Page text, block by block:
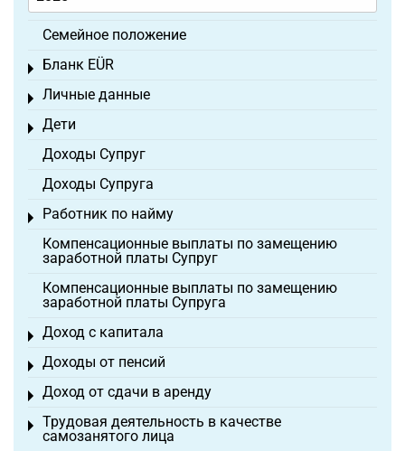
Семейное положение
Бланк EÜR
Toggle menu
Личные данные
Toggle menu
Дети
Toggle menu
Доходы Супруг
Доходы Супруга
Работник по найму
Toggle menu
Компенсационные выплаты по замещению
заработной платы Супруг
Компенсационные выплаты по замещению
заработной платы Супруга
Доход с капитала
Toggle menu
Доходы от пенсий
Toggle menu
Доход от сдачи в аренду
Toggle menu
Трудовая деятельность в качестве
самозанятого лица
Toggle menu